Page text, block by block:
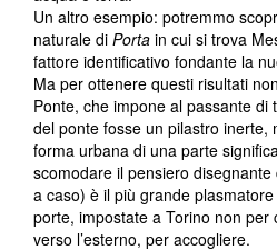
Un altro esempio: potremmo
naturale di Porta in cui si trova
fattore identificativo fondante la
Ma per ottenere questi risultati
Ponte, che impone al passante di
del ponte fosse un pilastro inerte,
forma urbana di una parte
scomodare il pensiero
a caso) è il più grande
porte, impostate a Torino non
verso l’esterno, per accogliere.